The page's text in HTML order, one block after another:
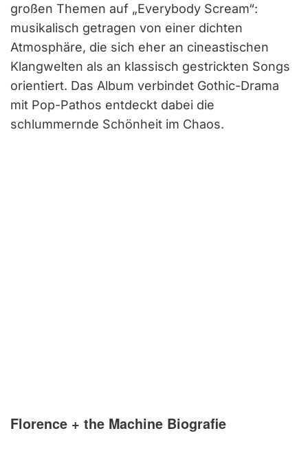
großen Themen auf „Everybody Scream“:
musikalisch getragen von einer dichten
Atmosphäre, die sich eher an cineastischen
Klangwelten als an klassisch gestrickten Songs
orientiert. Das Album verbindet Gothic-Drama
mit Pop-Pathos entdeckt dabei die
schlummernde Schönheit im Chaos.
Florence + the Machine Biografie